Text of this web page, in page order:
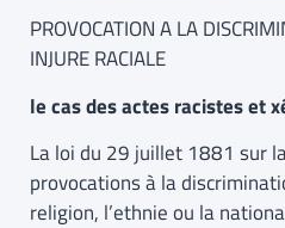
PROVOCATION A LA
INJURE RACIALE
le cas des actes racistes et
La loi du 29 juillet 1881 sur
provocations à la
religion, l’ethnie ou la